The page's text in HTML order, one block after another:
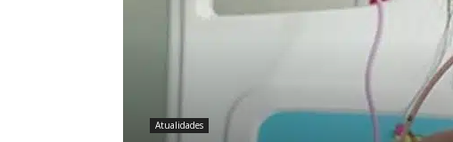
Atualidades